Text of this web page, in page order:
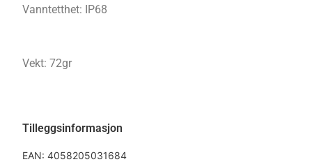
Vanntetthet: IP68
Vekt: 72gr
Tilleggsinformasjon
EAN:4058205031684